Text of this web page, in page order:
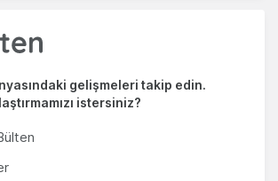
gelişmeleri takip edin.
istersiniz?